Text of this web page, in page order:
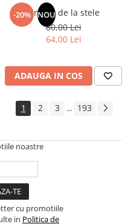
-20% NOU
Un dar de la stele
80,00 Lei
64,00 Lei
ADAUGA IN COS
1 2 3 ... 193
noastre
cu promotiile
in Politica de